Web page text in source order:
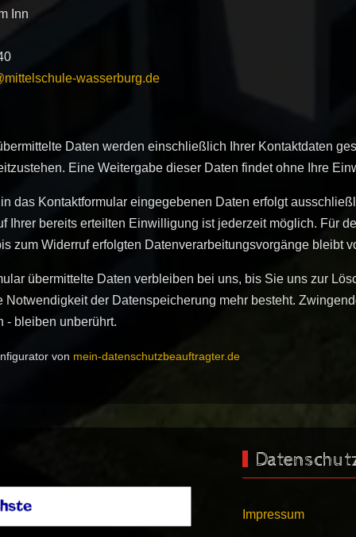
Inn
wasserburg.de
Daten werden einschließlich Ihrer Kontaktdaten
Eine Weitergabe dieser Daten findet ohne Ihre
das Kontaktformular eingegebenen Daten erfolgt
Ihrer bereits erteilten Einwilligung ist jederzeit möglich. Für
zum Widerruf erfolgten Datenverarbeitungsvorgänge bleibt
übermittelte Daten verbleiben bei uns, bis Sie uns zur
Notwendigkeit der Datenspeicherung mehr besteht.
- bleiben unberührt.
von mein-datenschutzbeauftragter.de
Impressum